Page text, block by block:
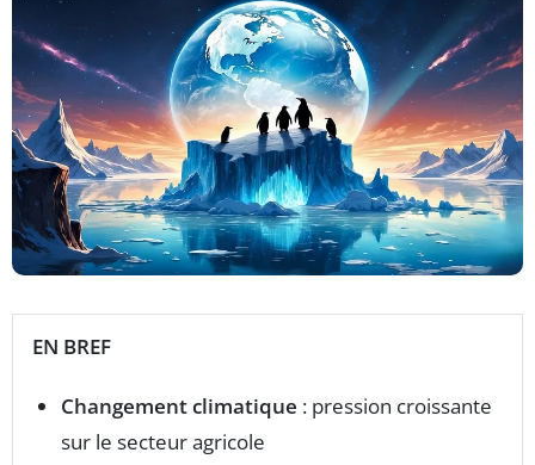
EN BREF
Changement climatique : pression croissante
sur le secteur agricole